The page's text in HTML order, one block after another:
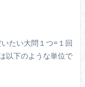
たい大問１つ=１回
以下のような単位で